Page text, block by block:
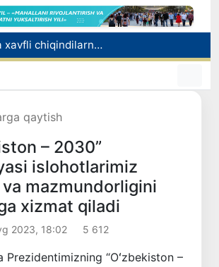
2030 yilgacha xavfli chiqindilarni qayta ishlash darajasi 20 foizga yetkaziladi
Oʻzbekiston ilk bor Xalqaro informatika olimpiadasi — IOI 2026ga mezbonlik qiladi
qaytish
– 2030”
islohotlarimiz
mazmundorligini
xizmat qiladi
2023, 18:02 5 612
Prezidentimizning “Oʻzbekiston –